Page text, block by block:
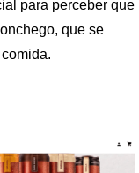
para perceber que
que se